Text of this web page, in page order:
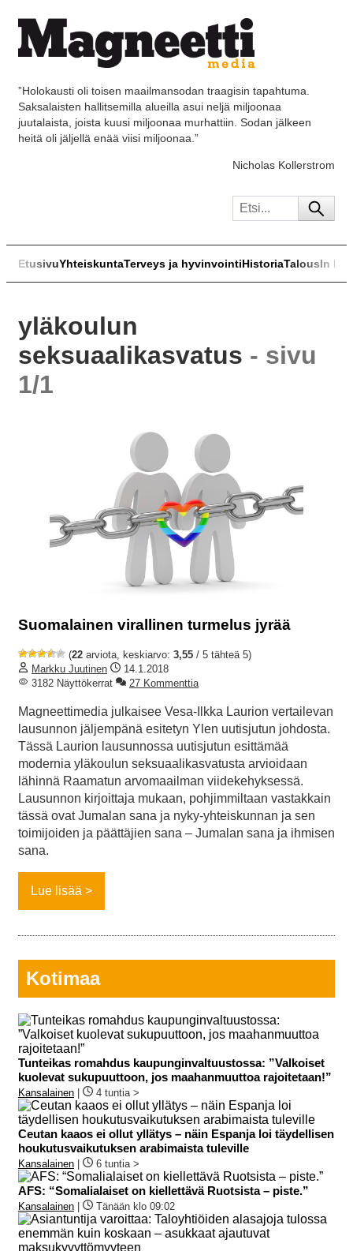
”Holokausti oli toisen maailmansodan traagisin tapahtuma.
Saksalaisten hallitsemilla alueilla asui neljä miljoonaa
juutalaista, joista kuusi miljoonaa murhattiin. Sodan jälkeen
heitä oli jäljellä enää viisi miljoonaa.”
Nicholas Kollerstrom
EtusivuYhteiskuntaTerveys ja hyvinvointiHistoriaTalousIn
yläkoulun
seksuaalikasvatus - sivu
1/1
Suomalainen virallinen turmelus jyrää
(22 arviota, keskiarvo: 3,55 / 5 tähteä 5)
Markku Juutinen
14.1.2018
3182 Näyttökerrat
27 Kommenttia
Magneettimedia julkaisee Vesa-Ilkka Laurion vertailevan
lausunnon jäljempänä esitetyn Ylen uutisjutun johdosta.
Tässä Laurion lausunnossa uutisjutun esittämää
modernia yläkoulun seksuaalikasvatusta arvioidaan
lähinnä Raamatun arvomaailman viidekehyksessä.
Lausunnon kirjoittaja mukaan, pohjimmiltaan vastakkain
tässä ovat Jumalan sana ja nyky-yhteiskunnan ja sen
toimijoiden ja päättäjien sana – Jumalan sana ja ihmisen
sana.
Lue lisää
Kotimaa
Tunteikas romahdus kaupunginvaltuustossa: ”Valkoiset
kuolevat sukupuuttoon, jos maahanmuuttoa rajoitetaan!”
Kansalainen 4 tuntia >
Ceutan kaaos ei ollut yllätys – näin Espanja loi täydellisen
houkutusvaikutuksen arabimaista tuleville
Kansalainen 6 tuntia >
AFS: “Somalialaiset on kiellettävä Ruotsista – piste.”
Kansalainen Tänään klo 09:02